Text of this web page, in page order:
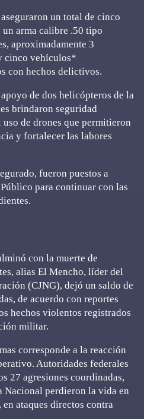
un total de cinco
un arma calibre .50 tipo
aproximadamente 3
cinco vehículos*
con hechos delictivos.
de dos helicópteros de la
brindaron seguridad
de drones que permitieron
y fortalecer las labores
fueron puestos a
para continuar con las
con la muerte de
alias El Mencho, líder del
(CJNG), dejó un saldo de
de acuerdo con reportes
hechos violentos registrados
militar.
corresponde a la reacción
Autoridades federales
27 agresiones coordinadas,
Nacional perdieron la vida en
ataques directos contra